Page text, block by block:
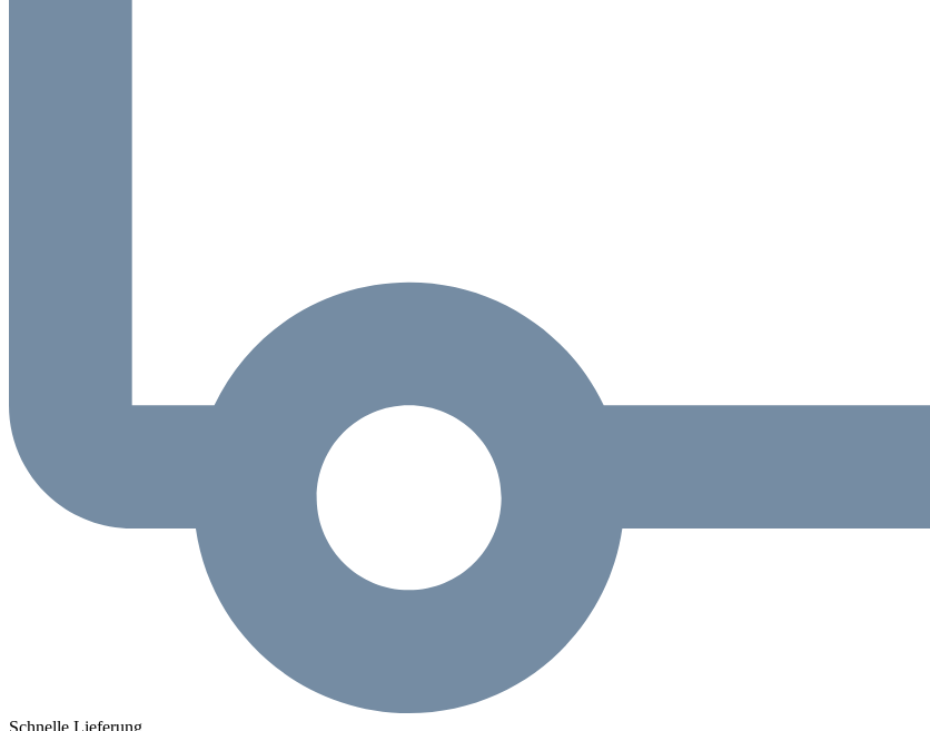
Schnelle Lieferung